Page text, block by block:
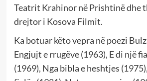
Teatrit Krahinor në Prishtinë dhe
drejtor i Kosova Filmit.
Ka botuar këto vepra në poezi
Engjujt e rrugëve (1963), E di një
(1969), Nga bibla e heshtjes